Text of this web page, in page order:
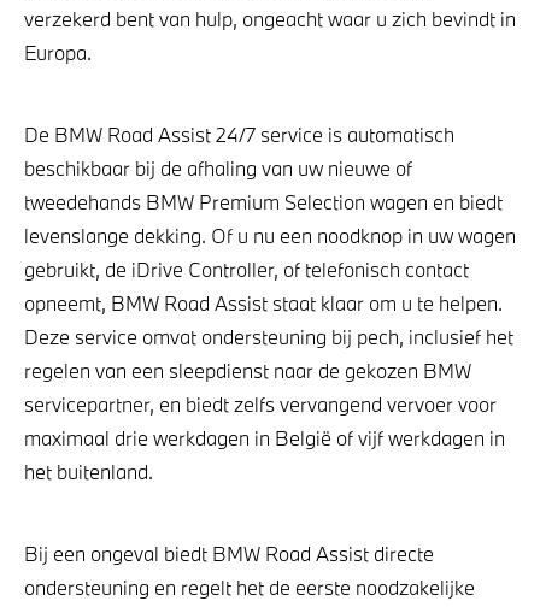
verzekerd bent van hulp, ongeacht waar u zich bevindt in
Europa.
De BMW Road Assist 24/7 service is automatisch
beschikbaar bij de afhaling van uw nieuwe of
tweedehands BMW Premium Selection wagen en biedt
levenslange dekking. Of u nu een noodknop in uw wagen
gebruikt, de iDrive Controller, of telefonisch contact
opneemt, BMW Road Assist staat klaar om u te helpen.
Deze service omvat ondersteuning bij pech, inclusief het
regelen van een sleepdienst naar de gekozen BMW
servicepartner, en biedt zelfs vervangend vervoer voor
maximaal drie werkdagen in België of vijf werkdagen in
het buitenland.
Bij een ongeval biedt BMW Road Assist directe
ondersteuning en regelt het de eerste noodzakelijke